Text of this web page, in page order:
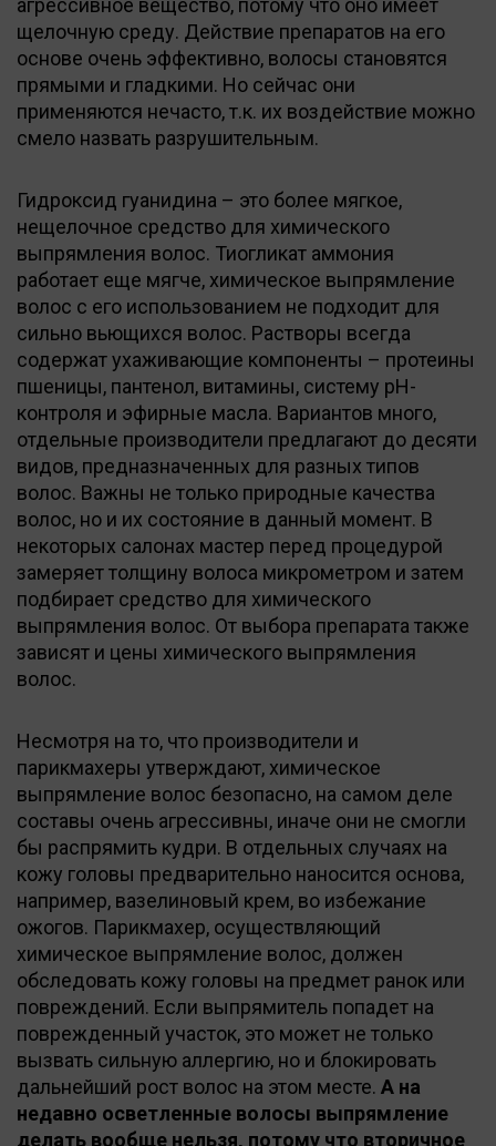
агрессивное вещество, потому что оно имеет
щелочную среду. Действие препаратов на его
основе очень эффективно, волосы становятся
прямыми и гладкими. Но сейчас они
применяются нечасто, т.к. их воздействие можно
смело назвать разрушительным.
Гидроксид гуанидина – это более мягкое,
нещелочное средство для химического
выпрямления волос. Тиогликат аммония
работает еще мягче, химическое выпрямление
волос с его использованием не подходит для
сильно вьющихся волос. Растворы всегда
содержат ухаживающие компоненты – протеины
пшеницы, пантенол, витамины, систему рН-
контроля и эфирные масла. Вариантов много,
отдельные производители предлагают до десяти
видов, предназначенных для разных типов
волос. Важны не только природные качества
волос, но и их состояние в данный момент. В
некоторых салонах мастер перед процедурой
замеряет толщину волоса микрометром и затем
подбирает средство для химического
выпрямления волос. От выбора препарата также
зависят и цены химического выпрямления
волос.
Несмотря на то, что производители и
парикмахеры утверждают, химическое
выпрямление волос безопасно, на самом деле
составы очень агрессивны, иначе они не смогли
бы распрямить кудри. В отдельных случаях на
кожу головы предварительно наносится основа,
например, вазелиновый крем, во избежание
ожогов. Парикмахер, осуществляющий
химическое выпрямление волос, должен
обследовать кожу головы на предмет ранок или
повреждений. Если выпрямитель попадет на
поврежденный участок, это может не только
вызвать сильную аллергию, но и блокировать
дальнейший рост волос на этом месте. А на
недавно осветленные волосы выпрямление
делать вообще нельзя, потому что вторичное